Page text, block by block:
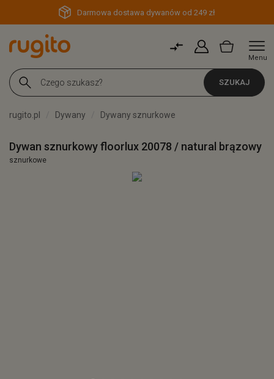
Darmowa dostawa dywanów od 249 zł
Menu
SZUKAJ
rugito.pl Dywany Dywany sznurkowe
Dywan sznurkowy floorlux 20078 / natural brązowy
sznurkowe